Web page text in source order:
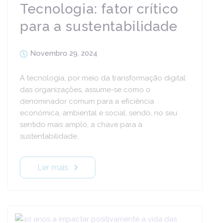
Tecnologia: fator crítico
para a sustentabilidade
Novembro 29, 2024
A tecnologia, por meio da transformação digital
das organizações, assume-se como o
denominador comum para a eficiência
económica, ambiental e social, sendo, no seu
sentido mais amplo, a chave para a
sustentabilidade.
Ler mais